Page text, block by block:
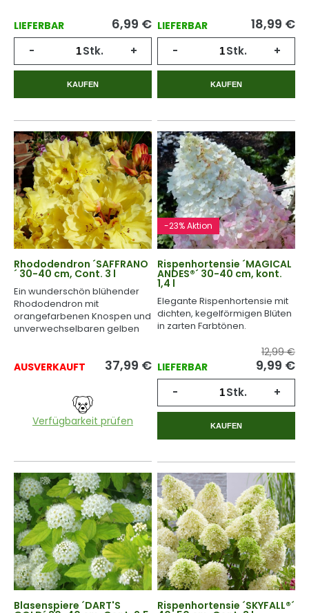
LIEFERBAR 6,99 €
- Stk. +
KAUFEN
LIEFERBAR 18,99 €
- Stk. +
KAUFEN
Rhododendron ´SAFFRANO
´ 30-40 cm, Cont. 3 l
Ein wunderschön blühender
Rhododendron mit
orangefarbenen Knospen und
unverwechselbaren gelben
AUSVERKAUFT 37,99 €
Verfügbarkeit prüfen
-23% Aktion
Rispenhortensie ´MAGICAL
ANDES®´ 30-40 cm, kont.
1,4 l
Elegante Rispenhortensie mit
dichten, kegelförmigen Blüten
in zarten Farbtönen.
LIEFERBAR
12,99 €
9,99 €
- Stk. +
KAUFEN
Blasenspiere ´DART'S Rispenhortensie ´SKYFALL®´